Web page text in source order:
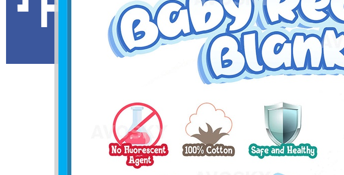
Khalish Zahin
خالص ظاهين
Khalish: Suci, ikhlas, murni
Zahin: Yang cerdik